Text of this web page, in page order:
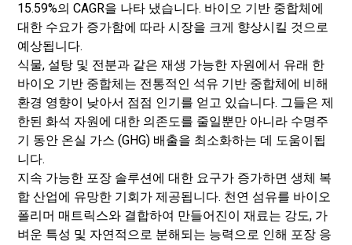
15.59%의 CAGR을 나타 냈습니다. 바이오 기반 중합체에
대한 수요가 증가함에 따라 시장을 크게 향상시킬 것으로
예상됩니다.
식물, 설탕 및 전분과 같은 재생 가능한 자원에서 유래 한
바이오 기반 중합체는 전통적인 석유 기반 중합체에 비해
환경 영향이 낮아서 점점 인기를 얻고 있습니다. 그들은 제
한된 화석 자원에 대한 의존도를 줄일뿐만 아니라 수명주
기 동안 온실 가스 (GHG) 배출을 최소화하는 데 도움이됩
니다.
지속 가능한 포장 솔루션에 대한 요구가 증가하면 생체 복
합 산업에 유망한 기회가 제공됩니다. 천연 섬유를 바이오
폴리머 매트릭스와 결합하여 만들어진이 재료는 강도, 가
벼운 특성 및 자연적으로 분해되는 능력으로 인해 포장 응